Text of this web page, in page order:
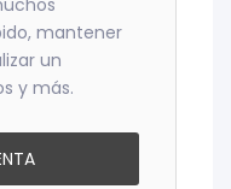
mantener
un
y más.